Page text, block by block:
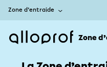
Zone d’entraide
Zone